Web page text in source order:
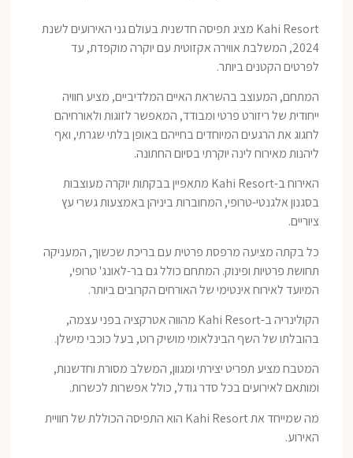
Kahi Resort מציג תפיסה חדשנית בעולם גני האירועים לשנת
2024, המשלבת אווירה אקזוטית עם יוקרה מוקפדת, עד
לפרטים הקטנים ביותר.
המתחם, המעוצב בהשראת האיים המלדיביים, מציע חוויה
ייחודית של ריזורט פרטי ומבודד, המאפשר לזוגות ולאורחיהם
לחגוג את הרגעים המיוחדים בחייהם באופן בלתי שגרתי, ואף
ליהנות מאירוח לינה יוקרתי בסיום החתונה.
האירוח ב-Kahi Resort מתאפיין בבקתות יוקרה מעוצבות
בסגנון אלגנטי-טרופי, המחוברות ביניהן באמצעות גשרי עץ
ציוריים.
כל בקתה מציעה מרפסת פרטית עם בריכת שכשוך, המעניקה
תחושת פרטיות ופינוק. המתחם כולל גם בר-לאונג' טרופי,
המיועד לאירוח אינטימי של האורחים הקרובים ביותר.
הקולינריה ב-Kahi Resort מהווה אטרקציה בפני עצמה,
בהובלתו של השף הבינלאומי מושיק רוט, בעל כוכבי מישלן.
המטבח מציע תפריט יצירתי ומגוון, המשלב מסורת וחדשנות,
ומותאם לאירועים בכל סדר גודל, כולל אפשרות לכשרות.
מה שמייחד את Kahi Resort הוא התפיסה הכוללת של חוויית
האירוע.